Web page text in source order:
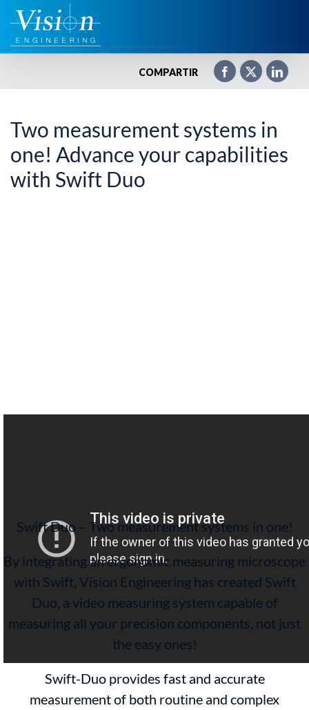
Saltar
contenido
COMPARTIR
Two measurement systems in
one! Advance your capabilities
with Swift Duo
Swift Duo – Two measurement systems in one!
By integrating an ergonomic measuring microscope
with Swift, Vision Engineering has created Swift
Duo, a video measuring system capable of
measuring all your precision components, not just
the easy ones!
Swift-Duo provides fast and accurate
measurement of both routine and complex